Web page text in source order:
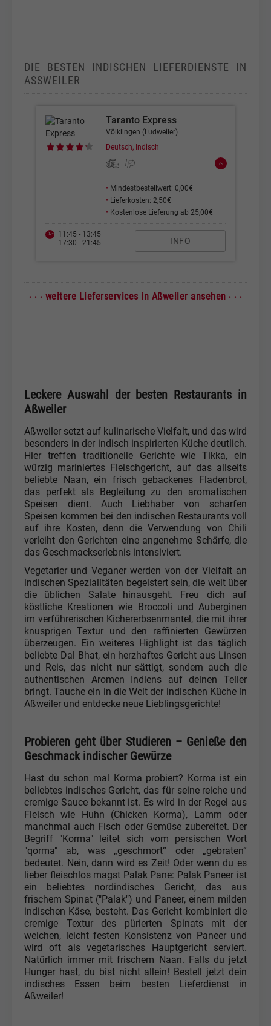
DIE BESTEN INDISCHEN LIEFERDIENSTE IN
ASSWEILER
Taranto Express
Völklingen (Ludweiler)
Deutsch, Indisch
• Mindestbestellwert: 0,00€
• Lieferkosten: 2,50€
• Kostenlose Lieferung ab 25,00€
11:45 - 13:45
17:30 - 21:45
INFO
· · · weitere Lieferservices in Aßweiler ansehen · · ·
Leckere Auswahl der besten Restaurants in
Aßweiler
Aßweiler setzt auf kulinarische Vielfalt, und das wird
besonders in der indisch inspirierten Küche deutlich.
Hier treffen traditionelle Gerichte wie Tikka, ein
würzig mariniertes Fleischgericht, auf das allseits
beliebte Naan, ein frisch gebackenes Fladenbrot,
das perfekt als Begleitung zu den aromatischen
Speisen dient. Auch Liebhaber von scharfen
Speisen kommen bei den indischen Restaurants voll
auf ihre Kosten, denn die Verwendung von Chili
verleiht den Gerichten eine angenehme Schärfe, die
das Geschmackserlebnis intensiviert.
Vegetarier und Veganer werden von der Vielfalt an
indischen Spezialitäten begeistert sein, die weit über
die üblichen Salate hinausgeht. Freu dich auf
köstliche Kreationen wie Broccoli und Auberginen
im verführerischen Kichererbsenmantel, die mit ihrer
knusprigen Textur und den raffinierten Gewürzen
überzeugen. Ein weiteres Highlight ist das täglich
beliebte Dal Bhat, ein herzhaftes Gericht aus Linsen
und Reis, das nicht nur sättigt, sondern auch die
authentischen Aromen Indiens auf deinen Teller
bringt. Tauche ein in die Welt der indischen Küche in
Aßweiler und entdecke neue Lieblingsgerichte!
Probieren geht über Studieren – Genieße den
Geschmack indischer Gewürze
Hast du schon mal Korma probiert? Korma ist ein
beliebtes indisches Gericht, das für seine reiche und
cremige Sauce bekannt ist. Es wird in der Regel aus
Fleisch wie Huhn (Chicken Korma), Lamm oder
manchmal auch Fisch oder Gemüse zubereitet. Der
Begriff "Korma" leitet sich vom persischen Wort
"qorma" ab, was „geschmort“ oder „gebraten“
bedeutet. Nein, dann wird es Zeit! Oder wenn du es
lieber fleischlos magst Palak Pane: Palak Paneer ist
ein beliebtes nordindisches Gericht, das aus
frischem Spinat ("Palak") und Paneer, einem milden
indischen Käse, besteht. Das Gericht kombiniert die
cremige Textur des pürierten Spinats mit der
weichen, leicht festen Konsistenz von Paneer und
wird oft als vegetarisches Hauptgericht serviert.
Natürlich immer mit frischem Naan. Falls du jetzt
Hunger hast, du bist nicht allein! Bestell jetzt dein
indisches Essen beim besten Lieferdienst in
Aßweiler!